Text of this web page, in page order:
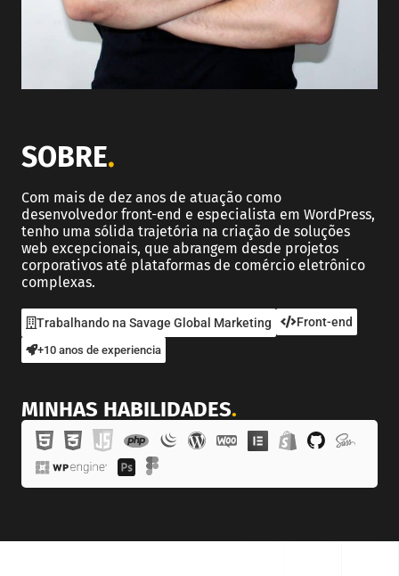
SOBRE.
Com mais de dez anos de atuação como
desenvolvedor front-end e especialista em WordPress,
tenho uma sólida trajetória na criação de soluções
web excepcionais, que abrangem desde projetos
corporativos até plataformas de comércio eletrônico
complexas.
Trabalhando na Savage Global Marketing Front-end
+10 anos de experiencia
MINHAS HABILIDADES.